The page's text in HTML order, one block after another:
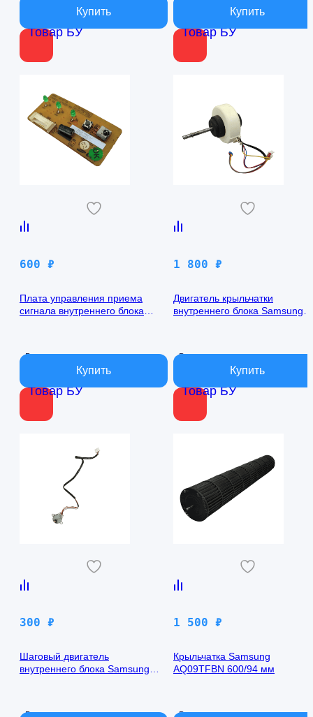
Товар БУ Товар БУ
Товар БУ
600 ₽
Плата управления приема
сигнала внутреннего блока
В наличии
Товар БУ
1 800 ₽
Двигатель крыльчатки
внутреннего блока Samsung
В наличии
300 ₽
Шаговый двигатель
внутреннего блока Samsung
В наличии
1 500 ₽
Крыльчатка Samsung
AQ09TFBN 600/94 мм
В наличии